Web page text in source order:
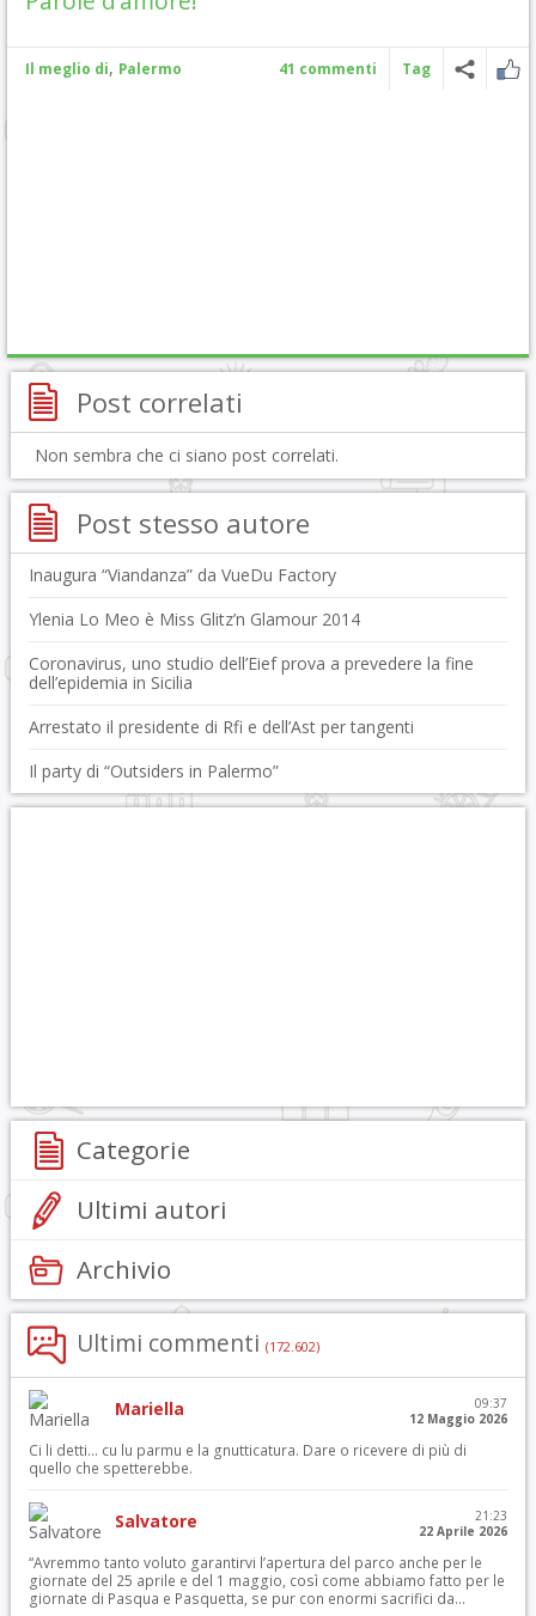
Il meglio di, Palermo 41 commenti Tag
Post correlati
Non sembra che ci siano post correlati.
Post stesso autore
Inaugura “Viandanza” da VueDu Factory
Ylenia Lo Meo è Miss Glitz’n Glamour 2014
Coronavirus, uno studio dell’Eief prova a prevedere la fine
dell’epidemia in Sicilia
Arrestato il presidente di Rfi e dell’Ast per tangenti
Il party di “Outsiders in Palermo”
Categorie
Ultimi autori
Archivio
Ultimi commenti (172.602)
Mariella
09:37
12 Maggio 2026
Ci li detti… cu lu parmu e la gnutticatura. Dare o ricevere di più di
quello che spetterebbe.
Salvatore
21:23
22 Aprile 2026
“Avremmo tanto voluto garantirvi l’apertura del parco anche per le
giornate del 25 aprile e del 1 maggio, così come abbiamo fatto per le
giornate di Pasqua e Pasquetta, se pur con enormi sacrifici da...